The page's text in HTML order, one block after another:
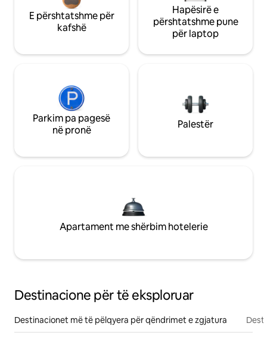
E përshtatshme për
kafshë
Hapësirë e
përshtatshme pune
për laptop
Parkim pa pagesë
në pronë
Palestër
Apartament me shërbim hotelerie
Destinacione për të eksploruar
Destinacionet më të pëlqyera për qëndrimet e zgjatura